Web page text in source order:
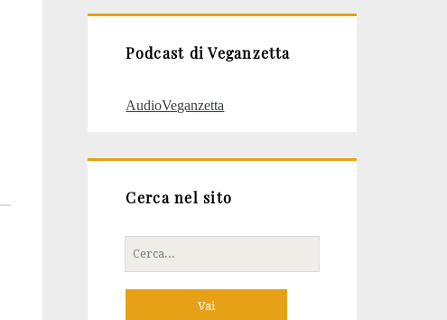
Podcast di Veganzetta
AudioVeganzetta
Cerca nel sito
Cerca
per: